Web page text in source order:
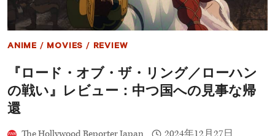
バ
ッ
レ
ANIME / MOVIES / REVIEW
『ロード・オブ・ザ・リング／ローハン
の戦い』レビュー：中つ国への見事な帰
還